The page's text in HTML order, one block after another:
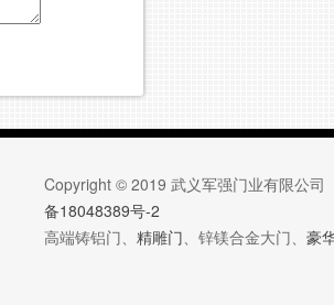
Copyright © 2019 武义军强门业有限公司
备18048389号-2
高端铸铝门、 精雕门 、锌镁合金大门、 豪